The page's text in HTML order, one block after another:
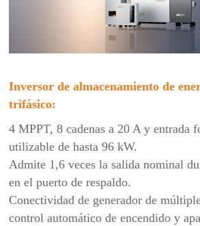
Inversor de almacenamiento de
trifásico:
4 MPPT, 8 cadenas a 20 A y entrada
utilizable de hasta 96 kW.
Admite 1,6 veces la salida nominal
en el puerto de respaldo.
Conectividad de generador de
control automático de encendido y